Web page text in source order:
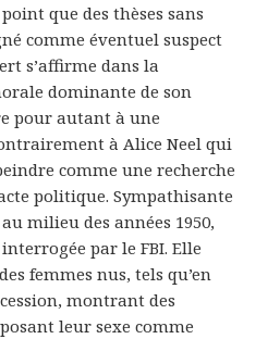
que des thèses sans
comme éventuel suspect
s’affirme dans la
dominante de son
pour autant à une
à Alice Neel qui
comme une recherche
politique. Sympathisante
milieu des années 1950,
par le FBI. Elle
femmes nus, tels qu’en
montrant des
leur sexe comme